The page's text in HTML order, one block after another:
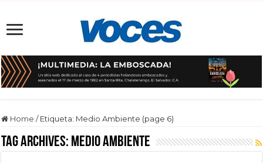
Home / Etiqueta: Medio Ambiente (page 6)
Tag Archives: Medio Ambiente